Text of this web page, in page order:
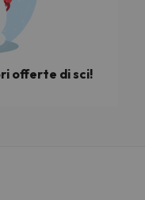
offerte di sci!